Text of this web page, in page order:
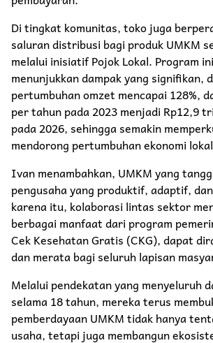
Di tingkat komunitas, toko juga
saluran distribusi bagi produk UMKM
melalui inisiatif Pojok Lokal. Program
menunjukkan dampak yang signifikan,
pertumbuhan omzet mencapai 128%,
per tahun pada 2023 menjadi Rp12,9
pada 2026, sehingga semakin
mendorong pertumbuhan ekonomi
Ivan menambahkan, UMKM yang
pengusaha yang produktif, adaptif,
karena itu, kolaborasi lintas sektor
berbagai manfaat dari program
Cek Kesehatan Gratis (CKG), dapat
dan merata bagi seluruh lapisan
Melalui pendekatan yang menyeluruh
selama 18 tahun, mereka terus
pemberdayaan UMKM tidak hanya
usaha, tetapi juga membangun